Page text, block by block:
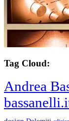
Tag Cloud:
Andrea